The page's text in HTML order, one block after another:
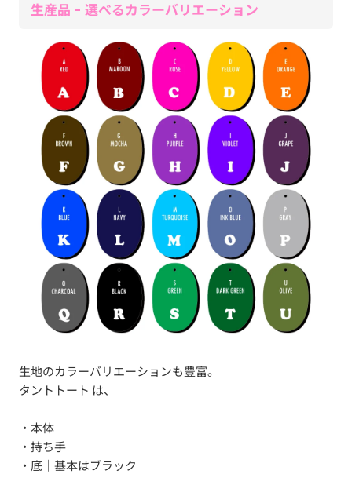
生産品 - 選べるカラーバリエーション
生地のカラーバリエーションも豊富。
タントトート は、
・本体
・持ち手
・底｜基本はブラック